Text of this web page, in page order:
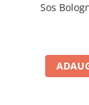
Sos